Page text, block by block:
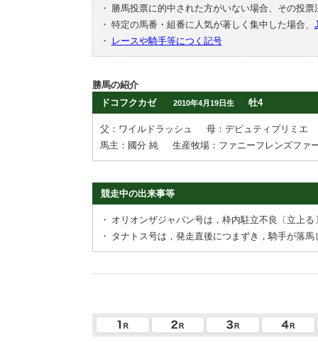
・
勝馬投票に的中された方がいない場合、その投
・ 特定の馬番・組番に人気が著しく集中した場合、
・
レースや騎手等につく記号
勝馬の紹介
ドコフクカゼ
2010年4月19日生 牡4
父：ワイルドラッシュ
母：デピュティプリミエ
馬主：國分 純
生産牧場：ファニーフレンズファ
競走中の出来事等
・ オリオンザジャパン号は，枠内駐立不良〔立上る
・ タナトス号は，発走直後につまずき，騎手が落馬